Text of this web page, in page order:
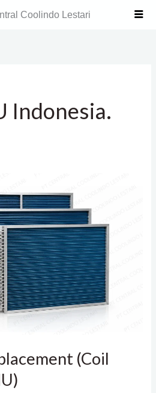
Coolindo Lestari
Indonesia.
(Coil